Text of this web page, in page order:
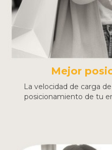
Mejor
La velocidad de carga
posicionamiento de tu